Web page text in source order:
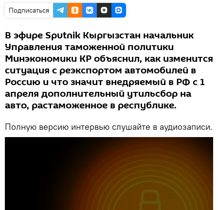
Подписаться
В эфире Sputnik Кыргызстан начальник
Управления таможенной политики
Минэкономики КР объяснил, как изменится
ситуация с реэкспортом автомобилей в
Россию и что значит внедряемый в РФ с 1
апреля дополнительный утильсбор на
авто, растаможенное в республике.
Полную версию интервью слушайте в аудиозаписи.